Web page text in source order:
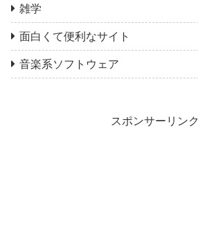
雑学
面白くて便利なサイト
音楽系ソフトウェア
スポンサーリンク